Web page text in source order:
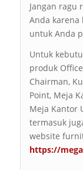
Jangan ragu
Anda
untuk Anda
Untuk
produk
Chairman,
Point, Meja
Meja Kantor
termasuk
website
https://